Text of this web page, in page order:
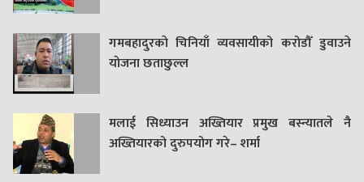
गमबहादुरकाे चिनियाँ व्यवसायीको करोडौँ डुवाउने
याेजना छताछुल्ल
मलाई सिध्याउन अख्तियार प्रमुख बस्न्यातले नै
अख्तियारको दुरुपयोग गरे– शर्मा